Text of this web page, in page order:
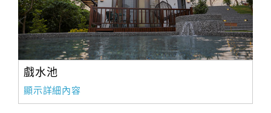
戲水池
顯示詳細內容